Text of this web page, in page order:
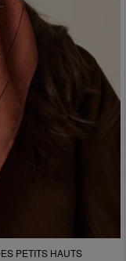
PETITS HAUTS